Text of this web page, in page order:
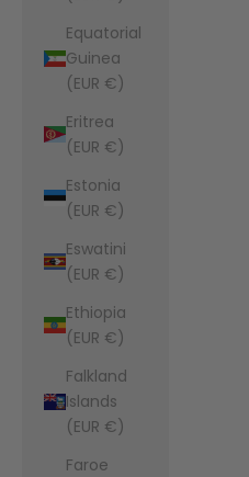
Equatorial
Guinea
(EUR €)
Eritrea
(EUR €)
Estonia
(EUR €)
Eswatini
(EUR €)
Ethiopia
(EUR €)
Falkland
Islands
(EUR €)
Faroe